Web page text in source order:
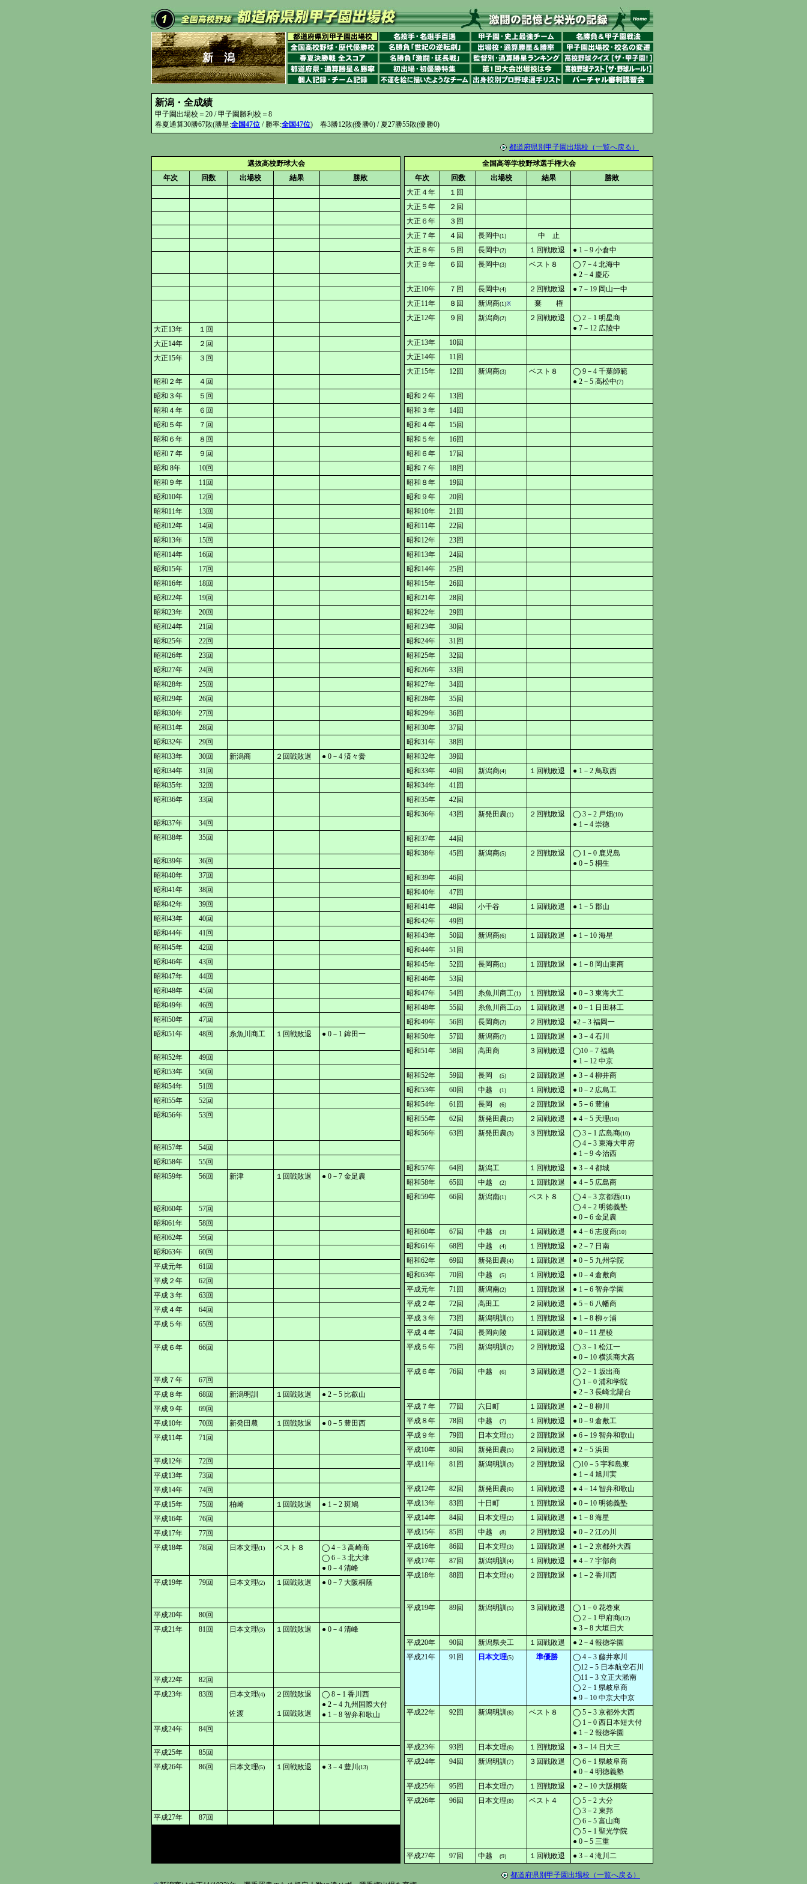
新 潟
新潟・全成績
甲子園出場校＝20 / 甲子園勝利校＝8
春夏通算30勝67敗(勝星:全国47位 / 勝率:全国47位) 春3勝12敗(優勝0) / 夏27勝55敗(優勝0)
都道府県別甲子園出場校（一覧へ戻る）
選抜高校野球大会
年次
回数 出場校 結果 勝敗
大正13年
１回
大正14年
２回
大正15年
３回
昭和２年
４回
昭和３年
５回
昭和４年
６回
昭和５年
７回
昭和６年
８回
昭和７年
９回
昭和 8年
10回
昭和９年
11回
昭和10年
12回
昭和11年
13回
昭和12年
14回
昭和13年
15回
昭和14年
16回
昭和15年
17回
昭和16年
18回
昭和22年
19回
昭和23年
20回
昭和24年
21回
昭和25年
22回
昭和26年
23回
昭和27年
24回
昭和28年
25回
昭和29年
26回
昭和30年
27回
昭和31年
28回
昭和32年
29回
昭和33年
30回 新潟商 ２回戦敗退
● 0－4 済々黌
昭和34年
31回
昭和35年
32回
昭和36年
33回
昭和37年
34回
昭和38年
35回
昭和39年
36回
昭和40年
37回
昭和41年
38回
昭和42年
39回
昭和43年
40回
昭和44年
41回
昭和45年
42回
昭和46年
43回
昭和47年
44回
昭和48年
45回
昭和49年
46回
昭和50年
47回
昭和51年
48回 糸魚川商工 １回戦敗退 ● 0－1 鉾田一
昭和52年
49回
昭和53年
50回
昭和54年
51回
昭和55年
52回
昭和56年
53回
昭和57年
54回
昭和58年
55回
昭和59年
56回 新津 １回戦敗退 ● 0－7 金足農
昭和60年
57回
昭和61年
58回
昭和62年
59回
昭和63年
60回
平成元年
61回
平成２年
62回
平成３年
63回
平成４年
64回
平成５年
65回
平成６年 66回
平成７年
67回
平成８年
68回 新潟明訓 １回戦敗退
● 2－5 比叡山
平成９年
69回
平成10年
70回 新発田農 １回戦敗退
● 0－5 豊田西
平成11年
71回
平成12年
72回
平成13年
73回
平成14年
74回
平成15年
75回 柏崎 １回戦敗退
● 1－2 斑鳩
平成16年
76回
平成17年
77回
平成18年
78回 日本文理(1) ベスト８
◯ 4－3 高崎商
◯ 6－3 北大津
● 0－4 清峰
平成19年
79回 日本文理(2) １回戦敗退 ● 0－7 大阪桐蔭
平成20年
80回
平成21年
81回 日本文理(3) １回戦敗退 ● 0－4 清峰
平成22年
82回
平成23年
83回 日本文理(4)
佐渡
２回戦敗退
１回戦敗退
◯ 8－1 香川西
● 2－4 九州国際大付
● 1－8 智弁和歌山
平成24年
84回
平成25年
85回
平成26年
86回 日本文理(5) １回戦敗退 ● 3－4 豊川 (13)
平成27年 87回
全国高等学校野球選手権大会
年次
回数 出場校 結果
勝敗
大正４年
１回
大正５年
２回
大正６年
３回
大正７年
４回 長岡中(1)
中 止
大正８年
５回 長岡中(2) １回戦敗退
● 1－9 小倉中
大正９年
６回 長岡中(3) ベスト８
◯ 7－4 北海中
● 2－4 慶応
大正10年
７回 長岡中(4) ２回戦敗退
● 7－19 岡山一中
大正11年
８回 新潟商(1)※
棄 権
大正12年
９回 新潟商(2) ２回戦敗退
◯ 2－1 明星商
● 7－12 広陵中
大正13年
10回
大正14年
11回
大正15年
12回 新潟商(3) ベスト８
◯ 9－4 千葉師範
● 2－5 高松中(7)
昭和２年
13回
昭和３年
14回
昭和４年
15回
昭和５年
16回
昭和６年
17回
昭和７年
18回
昭和８年
19回
昭和９年
20回
昭和10年
21回
昭和11年
22回
昭和12年
23回
昭和13年
24回
昭和14年
25回
昭和15年
26回
昭和21年
28回
昭和22年
29回
昭和23年
30回
昭和24年
31回
昭和25年
32回
昭和26年
33回
昭和27年
34回
昭和28年
35回
昭和29年
36回
昭和30年
37回
昭和31年
38回
昭和32年
39回
昭和33年
40回 新潟商(4) １回戦敗退
● 1－2 鳥取西
昭和34年
41回
昭和35年
42回
昭和36年
43回 新発田農(1) ２回戦敗退 ◯ 3－2 戸畑(10)
● 1－4 崇徳
昭和37年
44回
昭和38年
45回 新潟商(5) ２回戦敗退
◯ 1－0 鹿児島
● 0－5 桐生
昭和39年
46回
昭和40年
47回
昭和41年
48回 小千谷 １回戦敗退
● 1－5 郡山
昭和42年
49回
昭和43年
50回 新潟商(6) １回戦敗退
● 1－10 海星
昭和44年
51回
昭和45年
52回 長岡商(1) １回戦敗退
● 1－8 岡山東商
昭和46年
53回
昭和47年
54回 糸魚川商工(1) １回戦敗退
● 0－3 東海大工
昭和48年
55回 糸魚川商工(2) １回戦敗退
● 0－1 日田林工
昭和49年
56回 長岡商(2) ２回戦敗退
●2－3 福岡一
昭和50年
57回 新潟商(7) １回戦敗退
● 3－4 石川
昭和51年
58回 高田商 ３回戦敗退
◯10－7 福島
● 1－12 中京
昭和52年
59回 長岡 (5) ２回戦敗退
● 3－4 柳井商
昭和53年
60回 中越 (1) １回戦敗退
● 0－2 広島工
昭和54年
61回 長岡 (6) ２回戦敗退
● 5－6 豊浦
昭和55年
62回 新発田農(2) ２回戦敗退 ● 4－5 天理(10)
昭和56年 63回 新発田農(3) ３回戦敗退 ◯ 3－1 広島商(10)
◯ 4－3 東海大甲府
● 1－9 今治西
昭和57年
64回 新潟工 １回戦敗退
● 3－4 都城
昭和58年
65回 中越 (2) １回戦敗退
● 4－5 広島商
昭和59年
66回 新潟南(1) ベスト８ ◯ 4－3 京都西(11)
◯ 4－2 明徳義塾
● 0－6 金足農
昭和60年
67回 中越 (3) １回戦敗退 ● 4－6 志度商(10)
昭和61年 68回 中越 (4) １回戦敗退
● 2－7 日南
昭和62年
69回 新発田農(4) １回戦敗退
● 0－5 九州学院
昭和63年
70回 中越 (5) １回戦敗退
● 0－4 倉敷商
平成元年
71回 新潟南(2) １回戦敗退
● 1－6 智弁学園
平成２年
72回 高田工 ２回戦敗退
● 5－6 八幡商
平成３年
73回 新潟明訓 (1) １回戦敗退
● 1－8 柳ヶ浦
平成４年
74回 長岡向陵 １回戦敗退
● 0－11 星稜
平成５年
75回 新潟明訓 (2) ２回戦敗退
◯ 3－1 松江一
● 0－10 横浜商大高
平成６年
76回 中越 (6) ３回戦敗退
◯ 2－1 坂出商
◯ 1－0 浦和学院
● 2－3 長崎北陽台
平成７年
77回 六日町 １回戦敗退
● 2－8 柳川
平成８年
78回 中越 (7) １回戦敗退
● 0－9 倉敷工
平成９年
79回 日本文理(1) ２回戦敗退
● 6－19 智弁和歌山
平成10年
80回 新発田農(5) ２回戦敗退
● 2－5 浜田
平成11年
81回 新潟明訓 (3) ２回戦敗退
◯10－5 宇和島東
● 1－4 旭川実
平成12年
82回 新発田農(6) １回戦敗退
● 4－14 智弁和歌山
平成13年
83回 十日町 １回戦敗退
● 0－10 明徳義塾
平成14年
84回 日本文理(2) １回戦敗退
● 1－8 海星
平成15年
85回 中越 (8) ２回戦敗退
● 0－2 江の川
平成16年
86回 日本文理(3) １回戦敗退
● 1－2 京都外大西
平成17年
87回 新潟明訓 (4) １回戦敗退
● 4－7 宇部商
平成18年
88回 日本文理(4) ２回戦敗退 ● 1－2 香川西
平成19年 89回 新潟明訓 (5) ３回戦敗退
◯ 1－0 花巻東
◯ 2－1 甲府商(12)
● 3－8 大垣日大
平成20年
90回 新潟県央工 １回戦敗退
● 2－4 報徳学園
平成21年
91回 日本文理(5) 準優勝
◯ 4－3 藤井寒川
◯12－5 日本航空石川
◯11－3 立正大淞南
◯ 2－1 県岐阜商
● 9－10 中京大中京
平成22年
92回 新潟明訓 (6) ベスト８
◯ 5－3 京都外大西
◯ 1－0 西日本短大付
● 1－2 報徳学園
平成23年
93回 日本文理(6) １回戦敗退
● 3－14 日大三
平成24年
94回 新潟明訓 (7) ３回戦敗退
◯ 6－1 県岐阜商
● 0－4 明徳義塾
平成25年
95回 日本文理(7) １回戦敗退
● 2－10 大阪桐蔭
平成26年
96回 日本文理(8) ベスト４
◯ 5－2 大分
◯ 3－2 東邦
◯ 6－5 富山商
◯ 5－1 聖光学院
● 0－5 三重
平成27年
97回 中越 (9) １回戦敗退 ● 3－4 滝川二
都道府県別甲子園出場校（一覧へ戻る）